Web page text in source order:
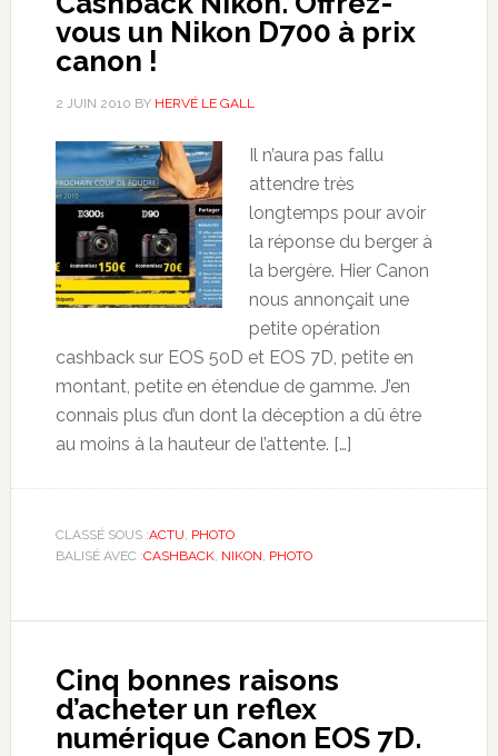
vous un Nikon D700 à prix
canon !
2 JUIN 2010 BY HERVÉ LE GALL
Il n’aura pas fallu
attendre très
longtemps pour avoir
la réponse du berger à
la bergère. Hier Canon
nous annonçait une
petite opération
cashback sur EOS 50D et EOS 7D, petite en
montant, petite en étendue de gamme. J’en
connais plus d’un dont la déception a dû être
au moins à la hauteur de l’attente. […]
CLASSÉ SOUS :ACTU PHOTO
BALISÉ AVEC :CASHBACK, NIKON PHOTO
Cinq bonnes raisons
d’acheter un reflex
numérique Canon EOS 7D.